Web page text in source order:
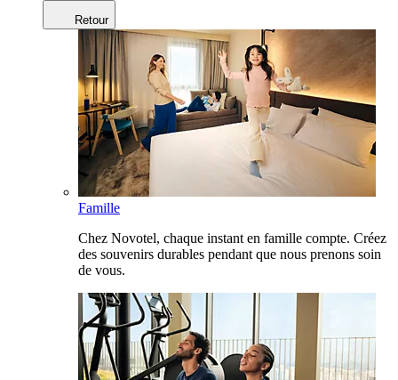
Retour
Famille
Chez Novotel, chaque instant en famille compte. Créez
des souvenirs durables pendant que nous prenons soin
de vous.